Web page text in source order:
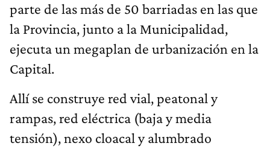
parte de las más de 50 barriadas en las que
la Provincia, junto a la Municipalidad,
ejecuta un megaplan de urbanización en la
Capital.
Allí se construye red vial, peatonal y
rampas, red eléctrica (baja y media
tensión), nexo cloacal y alumbrado